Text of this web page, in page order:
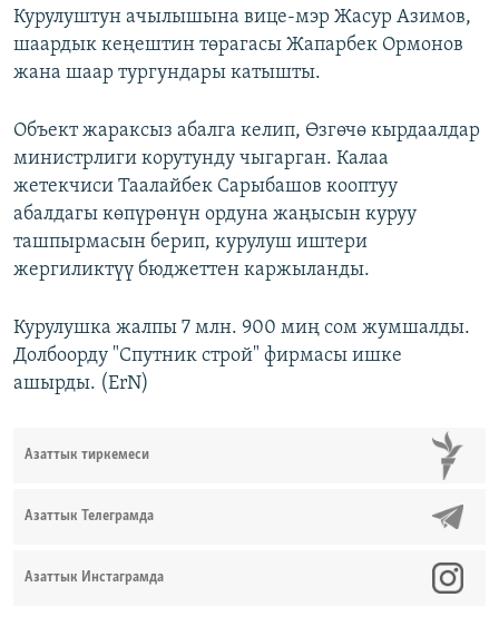
Курулуштун ачылышына вице-мэр Жасур Азимов,
шаардык кеңештин төрагасы Жапарбек Ормонов
жана шаар тургундары катышты.
Объект жараксыз абалга келип, Өзгөчө кырдаалдар
министрлиги корутунду чыгарган. Калаа
жетекчиси Таалайбек Сарыбашов кооптуу
абалдагы көпүрөнүн ордуна жаңысын куруу
ташпырмасын берип, курулуш иштери
жергиликтүү бюджеттен каржыланды.
Курулушка жалпы 7 млн. 900 миң сом жумшалды.
Долбоорду "Спутник строй" фирмасы ишке
ашырды. (ErN)
Азаттык тиркемеси
Азаттык Телеграмда
Азаттык Инстаграмда